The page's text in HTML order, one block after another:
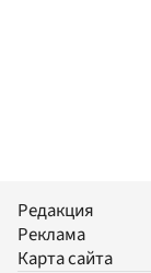
Редакция
Реклама
Карта сайта